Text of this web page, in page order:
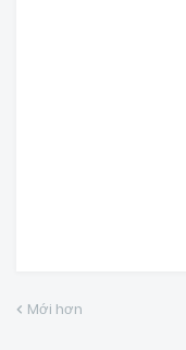
Mới hơn